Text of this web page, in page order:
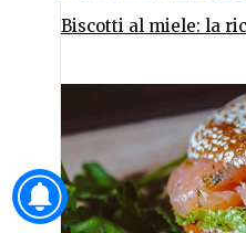
Biscotti al miele: la